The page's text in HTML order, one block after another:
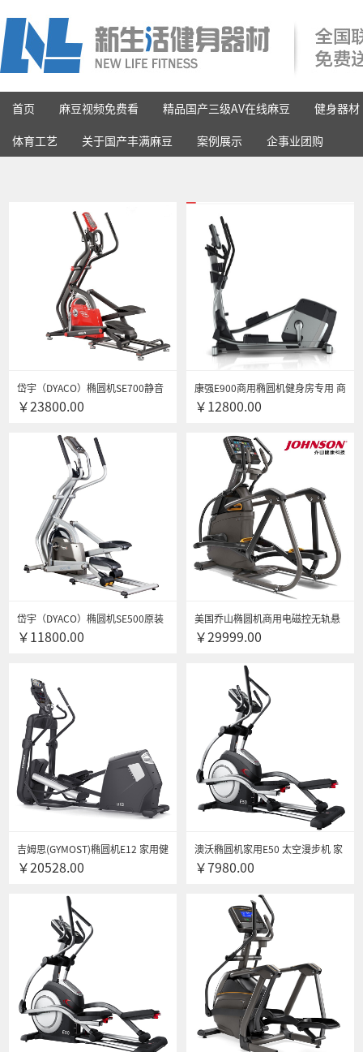
首页 麻豆视频免费看 精品国产三级AV在线麻豆
健身器材
体育工艺
关于国产丰满麻豆 案例展示 企事业团购
岱宇（DYACO）椭圆机SE700静音
商用有氧运动健身器材太空漫步机
￥23800.00
康强E900商用椭圆机健身房专用 商
用自发电椭圆机
￥12800.00
岱宇（DYACO）椭圆机SE500原装
进口家用轻商用健身太空漫步机 送
￥11800.00
美国乔山椭圆机商用电磁控无轨悬
挂式升降式踏步机 漫步机 A30送货
￥29999.00
吉姆思(GYMOST)椭圆机E12 家用健
身磁控小型椭圆仪太空漫步机 免费
￥20528.00
澳沃椭圆机家用E50 太空漫步机 家
用椭圆仪健身器材椭圆机
￥7980.00